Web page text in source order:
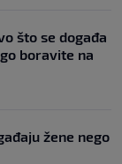
što se događa
boravite na
žene nego